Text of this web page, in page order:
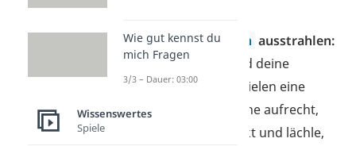
Selbstbewusstsein ausstrahlen:
Dein Auftreten und deine
Körpersprache
spielen eine
wichtige Rolle. Stehe aufrecht,
halte Augenkontakt und lächle,
Wie gut kennst du
mich Fragen
3/3 – Dauer: 03:00
Wissenswertes
Spiele